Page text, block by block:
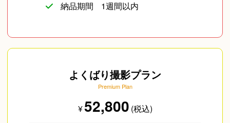
納品期間
1週間以内
よくばり撮影プラン
Premium Plan
¥52,800 (税込)